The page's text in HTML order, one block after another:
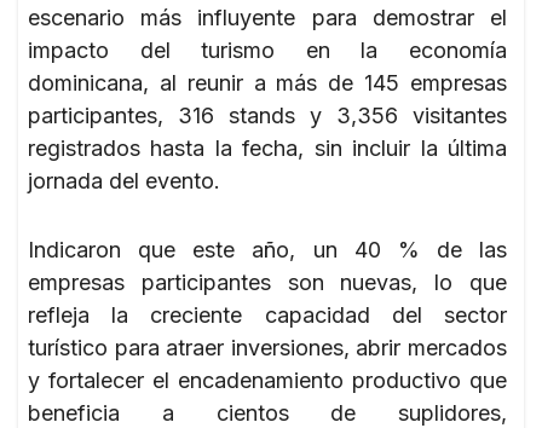
escenario más influyente para demostrar el
impacto del turismo en la economía
dominicana, al reunir a más de 145 empresas
participantes, 316 stands y 3,356 visitantes
registrados hasta la fecha, sin incluir la última
jornada del evento.
Indicaron que este año, un 40 % de las
empresas participantes son nuevas, lo que
refleja la creciente capacidad del sector
turístico para atraer inversiones, abrir mercados
y fortalecer el encadenamiento productivo que
beneficia a cientos de suplidores,